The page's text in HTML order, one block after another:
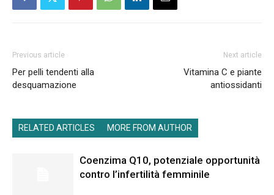
Previous article
Per pelli tendenti alla
desquamazione
Next article
Vitamina C e piante
antiossidanti
RELATED ARTICLES MORE FROM AUTHOR
Coenzima Q10, potenziale opportunità
contro l’infertilità femminile